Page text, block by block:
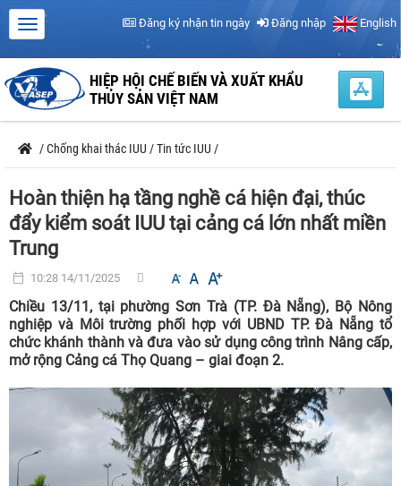
Đăng ký nhận tin ngày Đăng nhập English
HIỆP HỘI CHẾ BIẾN VÀ XUẤT KHẨU
THỦY SẢN VIỆT NAM
/Chống khai thác IUU /Tin tức IUU /
Hoàn thiện hạ tầng nghề cá hiện đại, thúc
đẩy kiểm soát IUU tại cảng cá lớn nhất miền
Trung
10:28 14/11/2025
Chiều 13/11, tại phường Sơn Trà (TP. Đà Nẵng), Bộ Nông
nghiệp và Môi trường phối hợp với UBND TP. Đà Nẵng tổ
chức khánh thành và đưa vào sử dụng công trình Nâng cấp,
mở rộng Cảng cá Thọ Quang – giai đoạn 2.